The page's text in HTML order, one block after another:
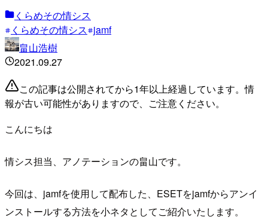
くらめその情シス
くらめその情シス jamf
畠山浩樹
2021.09.27
この記事は公開されてから1年以上経過しています。情
報が古い可能性がありますので、ご注意ください。
こんにちは
情シス担当、アノテーションの畠山です。
今回は、jamfを使用して配布した、ESETをjamfからアンイ
ンストールする方法を小ネタとしてご紹介いたします。